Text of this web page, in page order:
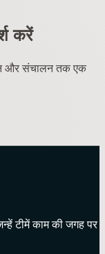
करें
और संचालन तक एक
टीमें काम की जगह पर